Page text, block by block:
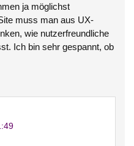
ja möglichst
muss man aus UX-
wie nutzerfreundliche
Ich bin sehr gespannt, ob